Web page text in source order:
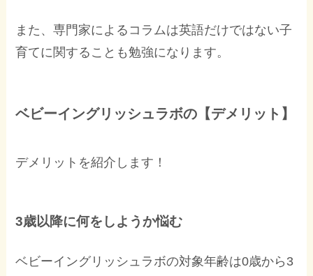
また、専門家によるコラムは英語だけではない子
育てに関することも勉強になります。
ベビーイングリッシュラボの【デメリット】
デメリットを紹介します！
3歳以降に何をしようか悩む
ベビーイングリッシュラボの対象年齢は0歳から3